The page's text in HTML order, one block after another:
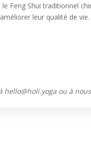
Feng Shui traditionnel
leur qualité de vie.
hello@holi.yoga ou à